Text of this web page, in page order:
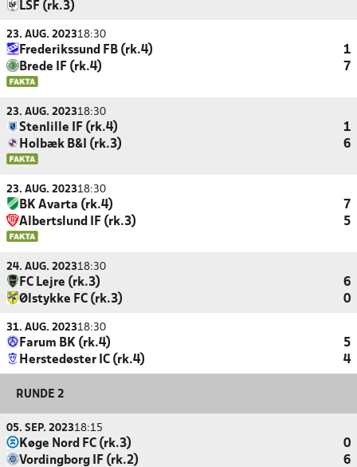
LSF (rk.3)
23. AUG. 202318:30
Frederikssund FB (rk.4)
1
Brede IF (rk.4)
7
23. AUG. 202318:30
Stenlille IF (rk.4)
1
Holbæk B&I (rk.3)
6
23. AUG. 202318:30
BK Avarta (rk.4)
7
Albertslund IF (rk.3)
5
24. AUG. 202318:30
FC Lejre (rk.3)
6
Ølstykke FC (rk.3)
0
31. AUG. 202318:30
Farum BK (rk.4)
5
Herstedøster IC (rk.4)
4
RUNDE 2
05. SEP. 202318:15
Køge Nord FC (rk.3)
0
Vordingborg IF (rk.2)
6